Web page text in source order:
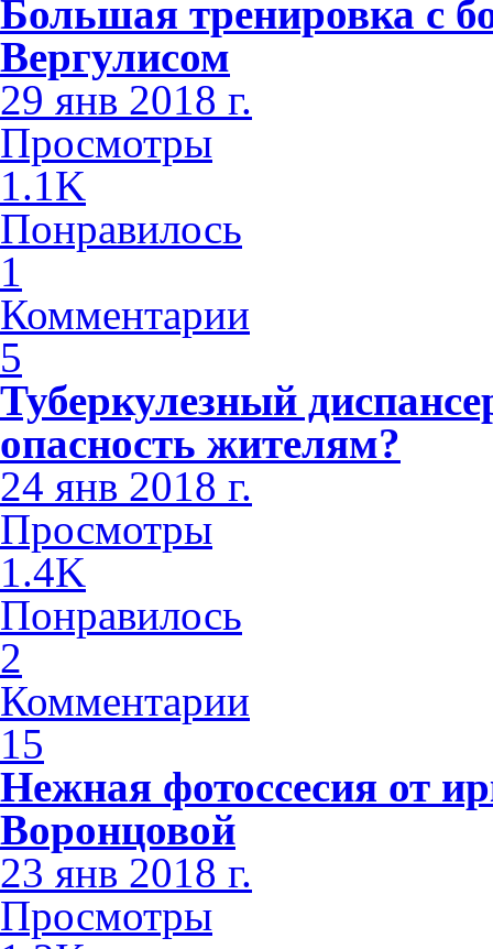
Большая тренировка с
Вергулисом
29 янв 2018 г.
Просмотры
1.1K
Понравилось
1
Комментарии
5
Туберкулезный
опасность жителям?
24 янв 2018 г.
Просмотры
1.4K
Понравилось
2
Комментарии
15
Нежная фотоссесия от
Воронцовой
23 янв 2018 г.
Просмотры